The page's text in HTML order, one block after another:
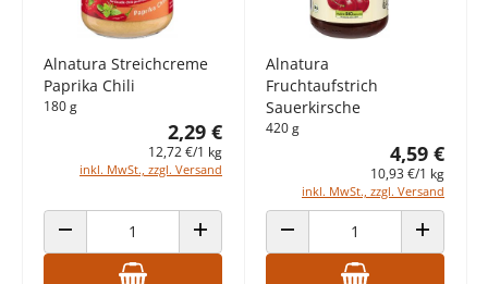
Alnatura Streichcreme
Paprika Chili
180 g
2,29 €
12,72 €/1 kg
inkl. MwSt., zzgl. Versand
ANZAHL VERRINGERN ANZAHL ERHÖHEN
Alnatura
Fruchtaufstrich
Sauerkirsche
420 g
4,59 €
10,93 €/1 kg
inkl. MwSt., zzgl. Versand
ANZAHL VERRINGERN ANZAHL